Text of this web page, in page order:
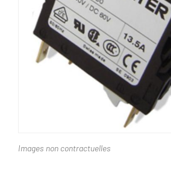
Images non contractuelles